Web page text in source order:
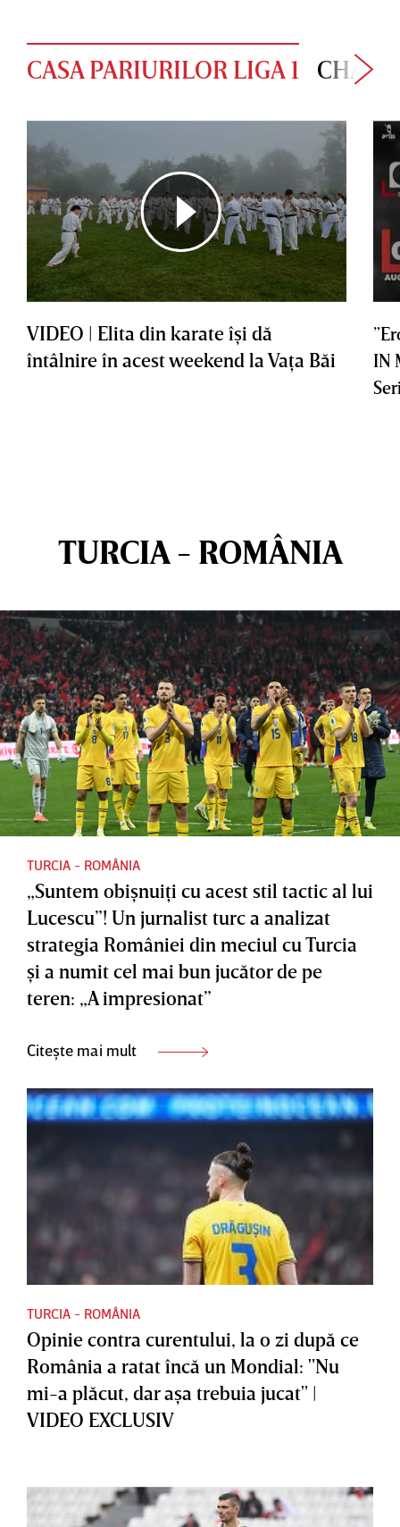
CASA PARIURILOR LIGA 1
VIDEO | Elita din karate îşi dă
întâlnire în acest weekend la Vaţa Băi
IN
TURCIA - ROMÂNIA
TURCIA - ROMÂNIA
„Suntem obişnuiţi cu acest stil tactic al lui
Lucescu”! Un jurnalist turc a analizat
strategia României din meciul cu Turcia
şi a numit cel mai bun jucător de pe
teren: „A impresionat”
Citește mai mult
TURCIA - ROMÂNIA
Opinie contra curentului, la o zi după ce
România a ratat încă un Mondial: "Nu
mi-a plăcut, dar aşa trebuia jucat" |
VIDEO EXCLUSIV